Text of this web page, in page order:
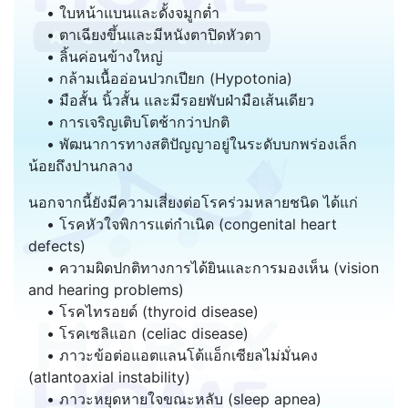
• ใบหน้าแบนและดั้งจมูกต่ำ
• ตาเฉียงขึ้นและมีหนังตาปิดหัวตา
• ลิ้นค่อนข้างใหญ่
• กล้ามเนื้ออ่อนปวกเปียก (Hypotonia)
• มือสั้น นิ้วสั้น และมีรอยพับฝ่ามือเส้นเดียว
• การเจริญเติบโตช้ากว่าปกติ
• พัฒนาการทางสติปัญญาอยู่ในระดับบกพร่องเล็ก
น้อยถึงปานกลาง
นอกจากนี้ยังมีความเสี่ยงต่อโรคร่วมหลายชนิด ได้แก่
• โรคหัวใจพิการแต่กำเนิด (congenital heart
defects)
• ความผิดปกติทางการได้ยินและการมองเห็น (vision
and hearing problems)
• โรคไทรอยด์ (thyroid disease)
• โรคเซลิแอก (celiac disease)
• ภาวะข้อต่อแอตแลนโต้แอ็กเซียลไม่มั่นคง
(atlantoaxial instability)
• ภาวะหยุดหายใจขณะหลับ (sleep apnea)